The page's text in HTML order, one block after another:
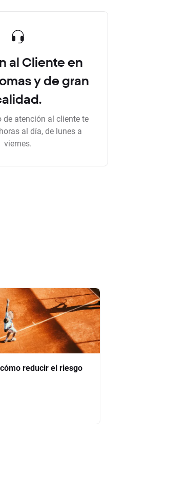
al Cliente en
y de gran
de atención al cliente te
al día, de lunes a
viernes.
reducir el riesgo